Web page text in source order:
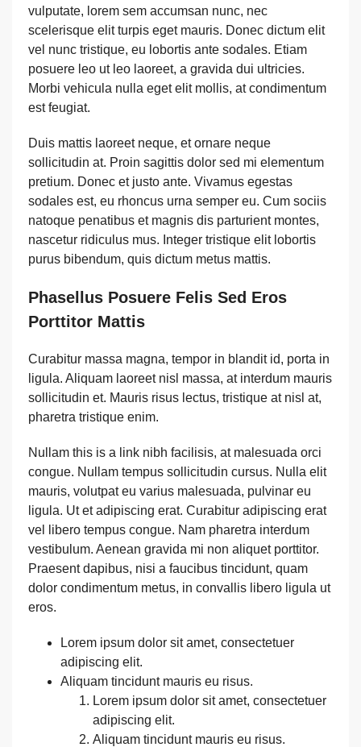
vulputate, lorem sem accumsan nunc, nec
scelerisque elit turpis eget mauris. Donec dictum elit
vel nunc tristique, eu lobortis ante sodales. Etiam
posuere leo ut leo laoreet, a gravida dui ultricies.
Morbi vehicula nulla eget elit mollis, at condimentum
est feugiat.
Duis mattis laoreet neque, et ornare neque
sollicitudin at. Proin sagittis dolor sed mi elementum
pretium. Donec et justo ante. Vivamus egestas
sodales est, eu rhoncus urna semper eu. Cum sociis
natoque penatibus et magnis dis parturient montes,
nascetur ridiculus mus. Integer tristique elit lobortis
purus bibendum, quis dictum metus mattis.
Phasellus Posuere Felis Sed Eros
Porttitor Mattis
Curabitur massa magna, tempor in blandit id, porta in
ligula. Aliquam laoreet nisl massa, at interdum mauris
sollicitudin et. Mauris risus lectus, tristique at nisl at,
pharetra tristique enim.
Nullam this is a link nibh facilisis, at malesuada orci
congue. Nullam tempus sollicitudin cursus. Nulla elit
mauris, volutpat eu varius malesuada, pulvinar eu
ligula. Ut et adipiscing erat. Curabitur adipiscing erat
vel libero tempus congue. Nam pharetra interdum
vestibulum. Aenean gravida mi non aliquet porttitor.
Praesent dapibus, nisi a faucibus tincidunt, quam
dolor condimentum metus, in convallis libero ligula ut
eros.
Lorem ipsum dolor sit amet, consectetuer
adipiscing elit.
Aliquam tincidunt mauris eu risus.
Lorem ipsum dolor sit amet, consectetuer
adipiscing elit.
Aliquam tincidunt mauris eu risus.